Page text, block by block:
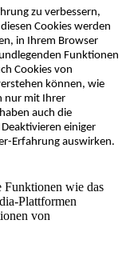
zu verbessern,
Cookies werden
in Ihrem Browser
Funktionen
Cookies von
können, wie
nur mit Ihrer
auch die
einiger
Erfahrung auswirken.
Funktionen wie das
Plattformen
von